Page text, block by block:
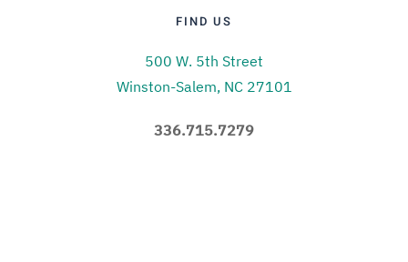
FIND US
500 W. 5th Street
Winston-Salem, NC 27101
336.715.7279